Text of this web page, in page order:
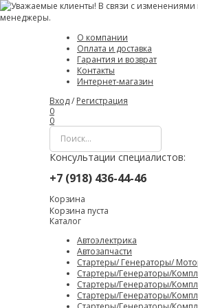
О компании
Оплата и доставка
Гарантия и возврат
Контакты
Интернет-магазин
Вход/ Регистрация
0
0
Консультации специалистов:
+7 (918) 436-44-46
Корзина
Корзина пуста
Каталог
Автоэлектрика
Автозапчасти
Стартеры/ Генераторы/
Стартеры/Генераторы/
Стартеры/Генераторы/
Стартеры/Генераторы/